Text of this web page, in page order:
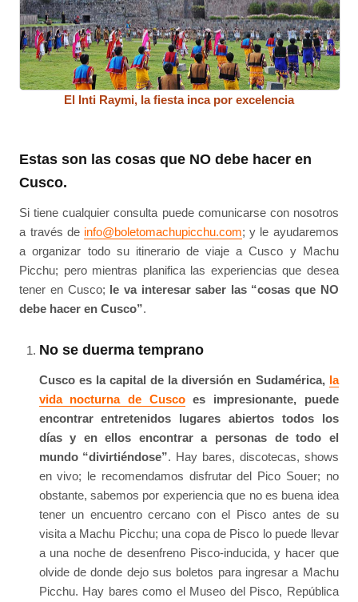
El Inti Raymi, la fiesta inca por excelencia
Estas son las cosas que NO debe hacer en
Cusco.
Si tiene cualquier consulta puede comunicarse con nosotros
a través de info@boletomachupicchu.com; y le ayudaremos
a organizar todo su itinerario de viaje a Cusco y Machu
Picchu; pero mientras planifica las experiencias que desea
tener en Cusco; le va interesar saber las “cosas que NO
debe hacer en Cusco”.
No se duerma temprano
Cusco es la capital de la diversión en Sudamérica, la
vida nocturna de Cuscoes impresionante, puede
encontrar entretenidos lugares abiertos todos los
días y en ellos encontrar a personas de todo el
mundo “divirtiéndose”. Hay bares, discotecas, shows
en vivo; le recomendamos disfrutar del Pico Souer; no
obstante, sabemos por experiencia que no es buena idea
tener un encuentro cercano con el Pisco antes de su
visita a Machu Picchu; una copa de Pisco lo puede llevar
a una noche de desenfreno Pisco-inducida, y hacer que
olvide de donde dejo sus boletos para ingresar a Machu
Picchu. Hay bares como el Museo del Pisco, República